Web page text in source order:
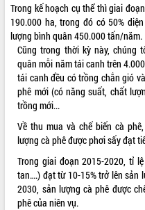
THỐNG KÊ TRUY CẬP
Hôm nay: 3911
Tất cả: 66150707
Trong kế hoạch cụ thể thì giai
190.000 ha, trong đó có 50%
lượng bình quân 450.000 tấn/năm.
Cũng trong thời kỳ này, chúng
quân mỗi năm tái canh trên
tái canh đều có trồng chắn gió
phê mới (có năng suất, chất
trồng mới...
Về thu mua và chế biến cà
lượng cà phê được phơi sấy đạt
Trong giai đoạn 2015-2020, tỉ
tan….) đạt từ 10-15% trở lên sản
2030, sản lượng cà phê được
phê của niên vụ.